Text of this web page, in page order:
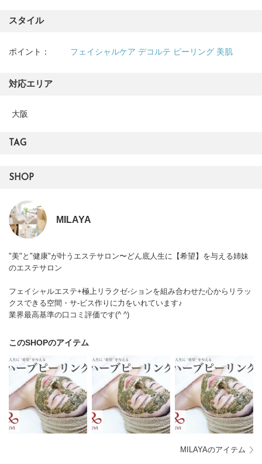
スタイル
ポイント： フェイシャルケア デコルテ ピーリング 美肌
対応エリア
大阪
TAG
SHOP
MILAYA
"美"と"健康"が叶うエステサロン〜どん底人生に【希望】を与える姉妹
のエステサロン
フェイシャルエステ+極上リラクゼ-ションを組み合わせた心からリラッ
クスできる空間・サ-ビス作りに力をいれています♪
業界最高基準の口コミ評価です(^ ^)
このSHOPのアイテム
MILAYAのアイテム